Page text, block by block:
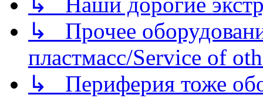
↳ Прочее
пластмасс/Service of
↳ Периферия тоже